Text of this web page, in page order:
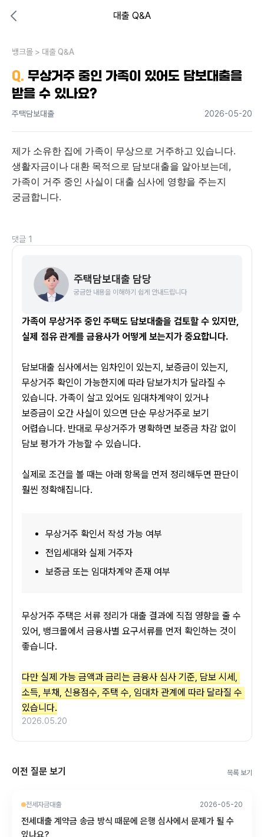
대출 Q&A
내 상황엔 어떤 방법이 있을까?
뱅크몰 > 대출 Q&A
Q. 무상거주 중인 가족이 있어도 담보대출을
받을 수 있나요?
주택담보대출 2026-05-20
제가 소유한 집에 가족이 무상으로 거주하고 있습니다.
생활자금이나 대환 목적으로 담보대출을 알아보는데,
가족이 거주 중인 사실이 대출 심사에 영향을 주는지
궁금합니다.
댓글 1
주택담보대출 담당
궁금한 내용을 이해하기 쉽게 안내드립니다
가족이 무상거주 중인 주택도 담보대출을 검토할 수 있지만,
실제 점유 관계를 금융사가 어떻게 보는지가 중요합니다.
담보대출 심사에서는 임차인이 있는지, 보증금이 있는지,
무상거주 확인이 가능한지에 따라 담보가치가 달라질 수
있습니다. 가족이 살고 있어도 임대차계약이 있거나
보증금이 오간 사실이 있으면 단순 무상거주로 보기
어렵습니다. 반대로 무상거주가 명확하면 보증금 차감 없이
담보 평가가 가능할 수 있습니다.
실제로 조건을 볼 때는 아래 항목을 먼저 정리해두면 판단이
훨씬 정확해집니다.
무상거주 확인서 작성 가능 여부
전입세대와 실제 거주자
보증금 또는 임대차계약 존재 여부
무상거주 주택은 서류 정리가 대출 결과에 직접 영향을 줄 수
있어, 뱅크몰에서 금융사별 요구서류를 먼저 확인하는 것이
좋습니다.
다만 실제 가능 금액과 금리는 금융사 심사 기준, 담보 시세,
소득, 부채, 신용점수, 주택 수, 임대차 관계에 따라 달라질 수
있습니다.
2026.05.20
이전 질문 보기 목록 보기
전세자금대출 2026-05-20
전세대출 계약금 송금 방식 때문에 은행 심사에서 문제가 될 수
있나요?